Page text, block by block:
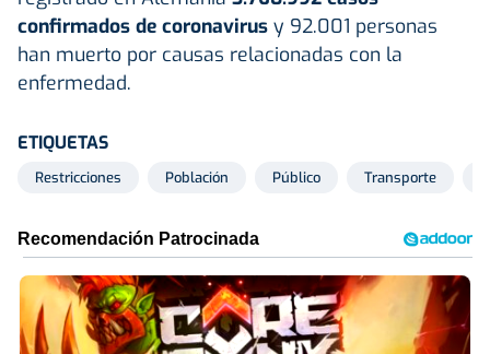
confirmados de coronavirus y 92.001 personas
han muerto por causas relacionadas con la
enfermedad.
ETIQUETAS
Restricciones Población Público Transporte